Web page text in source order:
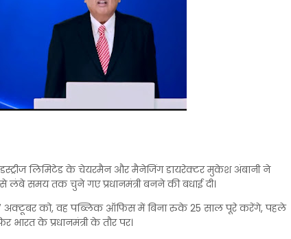
लिमिटेड के चेयरमैन और मैनेजिंग डायरेक्टर मुकेश अंबानी ने
लंबे समय तक चुने गए प्रधानमंत्री बनने की बधाई दी।
को, वह पब्लिक ऑफिस में बिना रुके 25 साल पूरे करेंगे, पहले
के प्रधानमंत्री के तौर पर।